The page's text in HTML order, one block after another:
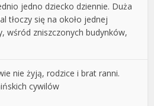
jedno dziecko dziennie. Duża
tłoczy się na około jednej
wśród zniszczonych budynków,
nie żyją, rodzice i brat ranni.
cywilów